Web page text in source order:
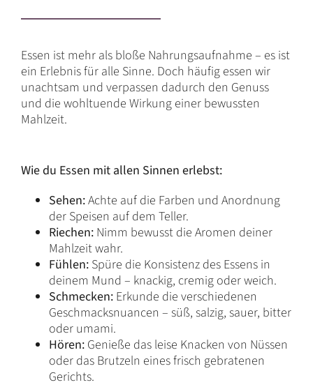
Essen ist mehr als bloße Nahrungsaufnahme – es ist
ein Erlebnis für alle Sinne. Doch häufig essen wir
unachtsam und verpassen dadurch den Genuss
und die wohltuende Wirkung einer bewussten
Mahlzeit.
Wie du Essen mit allen Sinnen erlebst:
Sehen:Achte auf die Farben und Anordnung
der Speisen auf dem Teller.
Riechen:Nimm bewusst die Aromen deiner
Mahlzeit wahr.
Fühlen:Spüre die Konsistenz des Essens in
deinem Mund – knackig, cremig oder weich.
Schmecken:Erkunde die verschiedenen
Geschmacksnuancen – süß, salzig, sauer, bitter
oder umami.
Hören:Genieße das leise Knacken von Nüssen
oder das Brutzeln eines frisch gebratenen
Gerichts.